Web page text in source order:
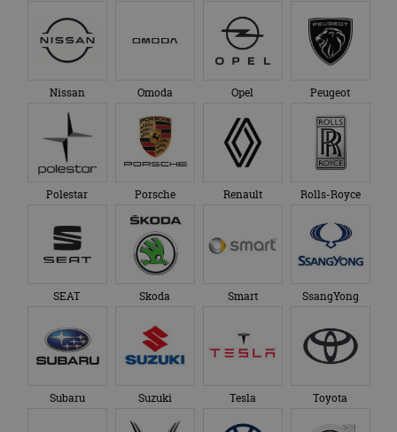
Nissan Omoda Opel Peugeot
Polestar Porsche Renault Rolls-Royce
SEAT Skoda Smart SsangYong
Subaru Suzuki Tesla Toyota